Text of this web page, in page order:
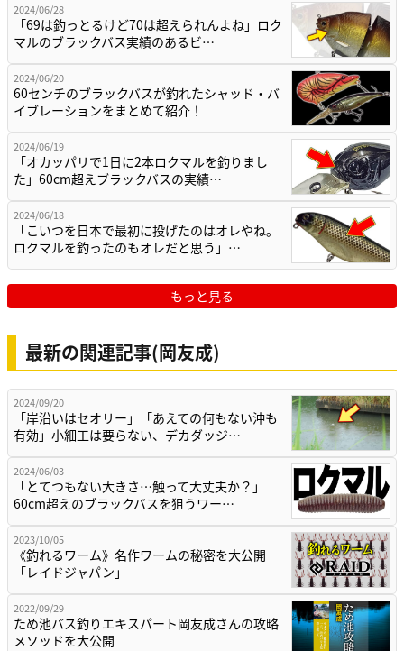
2024/06/28
「69は釣っとるけど70は超えられんよね」ロク
マルのブラックバス実績のあるビ…
2024/06/20
60センチのブラックバスが釣れたシャッド・バ
イブレーションをまとめて紹介！
2024/06/19
「オカッパリで1日に2本ロクマルを釣りまし
た」60cm超えブラックバスの実績…
2024/06/18
「こいつを日本で最初に投げたのはオレやね。
ロクマルを釣ったのもオレだと思う」…
もっと見る
最新の関連記事(岡友成)
2024/09/20
「岸沿いはセオリー」「あえての何もない沖も
有効」小細工は要らない、デカダッジ…
2024/06/03
「とてつもない大きさ…触って大丈夫か？」
60cm超えのブラックバスを狙うワー…
2023/10/05
《釣れるワーム》名作ワームの秘密を大公開
「レイドジャパン」
2022/09/29
ため池バス釣りエキスパート岡友成さんの攻略
メソッドを大公開